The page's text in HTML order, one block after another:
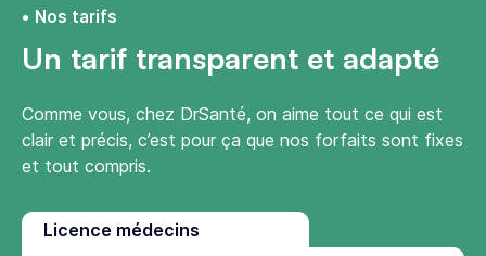
Nos tarifs
Un tarif transparent et adapté
Comme vous, chez DrSanté, on aime tout ce qui est
clair et précis, c’est pour ça que nos forfaits sont fixes
et tout compris.
Licence médecins